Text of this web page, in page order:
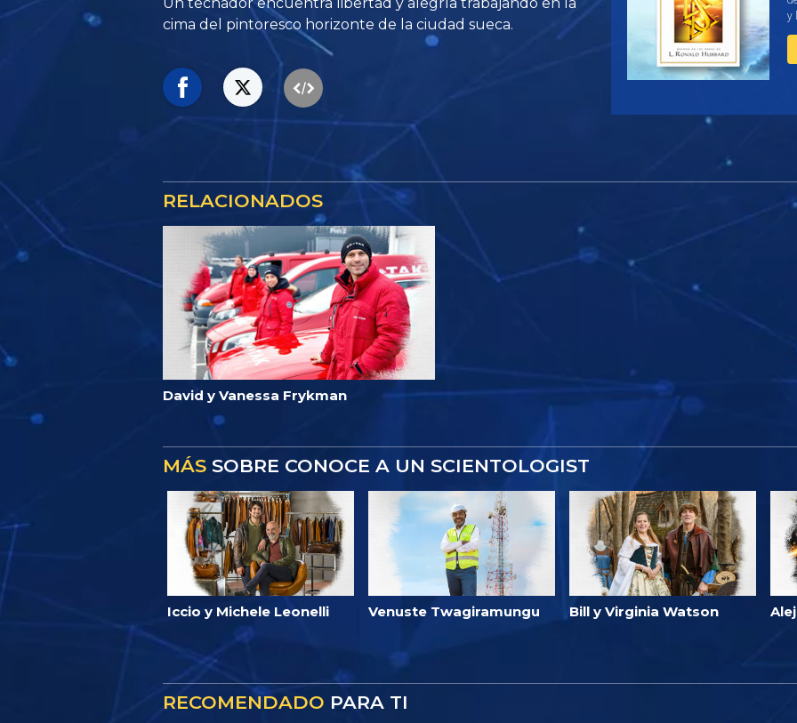
cima del pintoresco horizonte de la ciudad sueca.
y
RELACIONADOS
David y Vanessa Frykman
MÁS SOBRE CONOCE A UN SCIENTOLOGIST
Iccio y Michele Leonelli Venuste Twagiramungu Bill y Virginia Watson
RECOMENDADO PARA TI